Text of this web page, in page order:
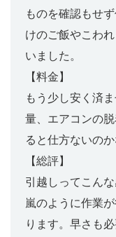
ものを確認もせ
けのご飯やこわ
いました。
【料金】
もう少し安く済
量、エアコンの
ると仕方ないのか
【総評】
引越しってこん
嵐のように作業
ります。早さも